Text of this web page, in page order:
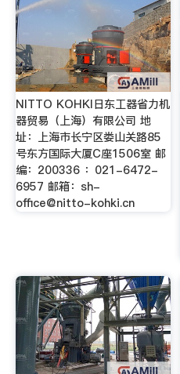
NITTO KOHKI日东工器省力机
器贸易（上海）有限公司 地
址：上海市长宁区娄山关路85
号东方国际大厦C座1506室 邮
编：200336 ：021-6472-
6957 邮箱： sh-
office@nitto-kohki.cn